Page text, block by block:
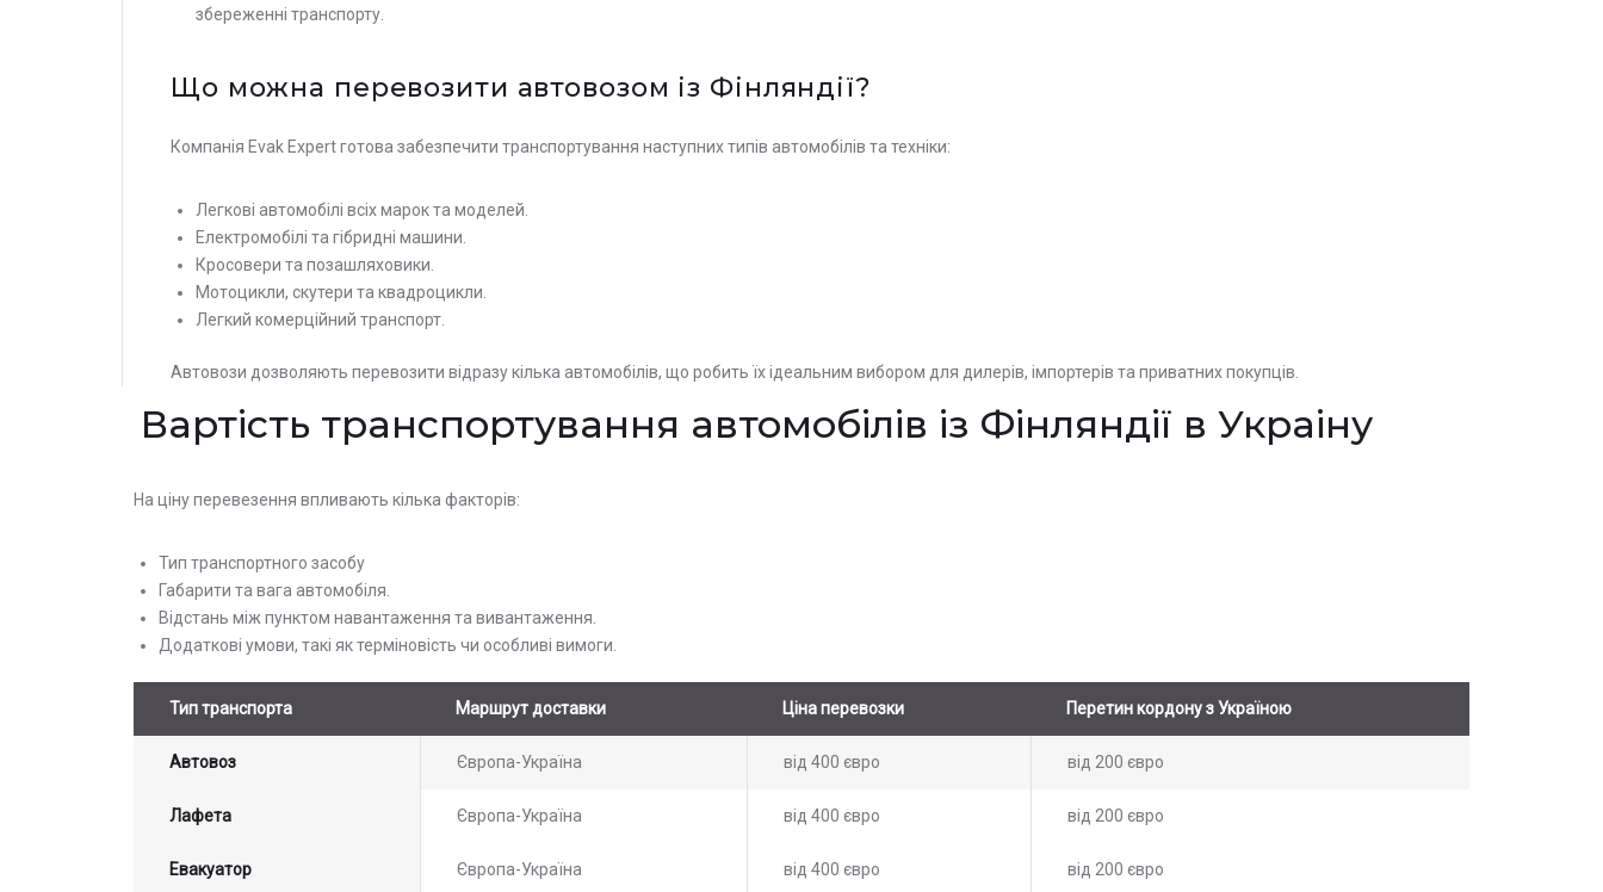
збереженні транспорту.
Що можна перевозити автовозом із Фінляндії?
Компанія Evak Expert готова забезпечити транспортування наступних типів автомобілів та техніки:
Легкові автомобілі всіх марок та моделей.
Електромобілі та гібридні машини.
Кросовери та позашляховики.
Мотоцикли, скутери та квадроцикли.
Легкий комерційний транспорт.
Автовози дозволяють перевозити відразу кілька автомобілів, що робить їх ідеальним вибором для дилерів, імпортерів та приватних покупців.
Вартість транспортування автомобілів із Фінляндії в Украіну
На ціну перевезення впливають кілька факторів:
Тип транспортного засобу
Габарити та вага автомобіля.
Відстань між пунктом навантаження та вивантаження.
Додаткові умови, такі як терміновість чи особливі вимоги.
Тип транспорта Маршрут доставки Ціна перевозки Перетин кордону з Україною
Автовоз Європа-Україна від 400 євро від 200 євро
Лафета Європа-Україна від 400 євро від 200 євро
Евакуатор Європа-Україна від 400 євро від 200 євро